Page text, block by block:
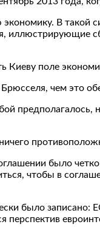
В такой
иллюстрирующие
Киеву поле
чем это
предполагалось,
было
чтобы в
было записано:
перспектив